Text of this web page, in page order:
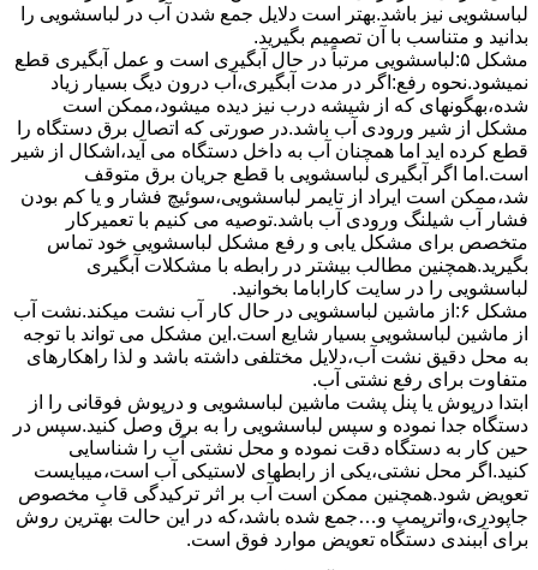
لباسشویی نیز باشد.بهتر است دلایل جمع شدن آب در لباسشویی را
بدانید و متناسب با آن تصمیم بگیرید.
مشکل ۵:لباسشویی مرتباً در ﺣﺎل آﺑﮕﯿﺮی اﺳﺖ و ﻋﻤﻞ آﺑﮕﯿﺮی ﻗﻄﻊ
نمیشود.نحوه رﻓﻊ:اﮔﺮ در ﻣﺪت آﺑﮕﯿﺮی،آب درون دﯾﮓ ﺑﺴﯿﺎر زﯾﺎد
ﺷﺪه،بهگونهای ﮐﻪ از ﺷﯿﺸﻪ درب ﻧﯿﺰ دﯾﺪه میشود،ممکن است
مشکل از شیر ورودی آب باشد.در صورتی که اتصال برق دستگاه را
قطع کرده اید اما همچنان آب به داخل دستگاه می آید،اشکال از شیر
است.اما اگر آبگیری لباسشویی با قطع جریان برق متوقف
شد،ممکن است ایراد از تایمر لباسشویی،سوئیچ فشار و یا کم بودن
فشار آب شیلنگ ورودی آب باشد.توصیه می کنیم با تعمیرکار
متخصص برای مشکل یابی و رفع مشکل لباسشویی خود تماس
بگیرید.همچنین مطالب بیشتر در رابطه با مشکلات آبگیری
لباسشویی را در سایت کاراباما بخوانید.
مشکل ۶:از ﻣﺎﺷﯿﻦ لباسشویی در ﺣﺎل ﮐﺎر آب ﻧﺸﺖ میکند.نشت آب
از ماشین لباسشویی بسیار شایع است.این مشکل می تواند با توجه
به محل دقیق نشت آب،دلایل مختلفی داشته باشد و لذا راهکارهای
متفاوت برای رفع نشتی آب.
ابتدا درپوش یا پنل ﭘﺸﺖ ﻣﺎﺷﯿﻦ لباسشویی و درپوش ﻓﻮﻗﺎﻧﯽ را از
دستگاه ﺟﺪا ﻧﻤﻮده و ﺳﭙﺲ لباسشویی را ﺑﻪ ﺑﺮق وصل ﮐﻨﯿﺪ.سپس در
حین کار به دستگاه دقت نموده و ﻣﺤﻞ نشتی آب را ﺷﻨﺎﺳﺎﯾﯽ
کنید.اﮔﺮ ﻣﺤﻞ نشتی،ﯾﮑﯽ از رابطهای ﻻﺳﺘﯿﮑﯽ آب اﺳﺖ،میبایست
ﺗﻌﻮﯾﺾ شود.همچنین ﻣﻤﮑﻦ اﺳﺖ آب بر اثر ﺗﺮﮐﯿﺪﮔﯽ قابِ ﻣﺨﺼﻮص
ﺟﺎﭘﻮدری،واترپمپ و…جمع شده ﺑﺎﺷﺪ،ﮐﻪ در این حالت بهترین روش
برای آببندی دستگاه ﺗﻌﻮﯾﺾ ﻣﻮارد ﻓﻮق اﺳﺖ.